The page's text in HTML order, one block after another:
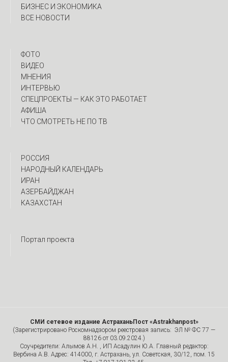
БИЗНЕС И ЭКОНОМИКА
ВСЕ НОВОСТИ
ФОТО
ВИДЕО
МНЕНИЯ
ИНТЕРВЬЮ
CПЕЦПРОЕКТЫ — КАК ЭТО РАБОТАЕТ
АФИША
ЧТО СМОТРЕТЬ НЕ ПО ТВ
РОССИЯ
НАРОДНЫЙ КАЛЕНДАРЬ
ИРАН
АЗЕРБАЙДЖАН
КАЗАХСТАН
Портал проекта
СМИ сетевое издание АстраханьПост «Astrakhanpost»
(Зарегистрировано Роскомнадзором реестровая запись: ЭЛ № ФС 77 —
88126 от 03.09.2024.)
Соучредители: Алымов А.Н. , ИП Асадулин Ю.А. Главный редактор:
Вербина А.В. Адрес: 414000, г. Астрахань, ул. Советская, 30/12, пом. 15